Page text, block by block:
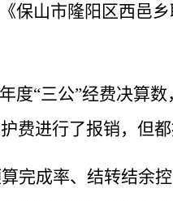
保山市隆阳区西邑
度“三公”经费决算数
费进行了报销，但都
完成率、结转结余